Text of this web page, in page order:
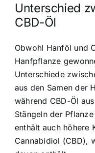
Unterschied
CBD-Öl
Obwohl Hanföl und
Hanfpflanze
Unterschiede
aus den Samen der
während CBD-Öl
Stängeln der
enthält auch höhere
Cannabidiol (CBD),